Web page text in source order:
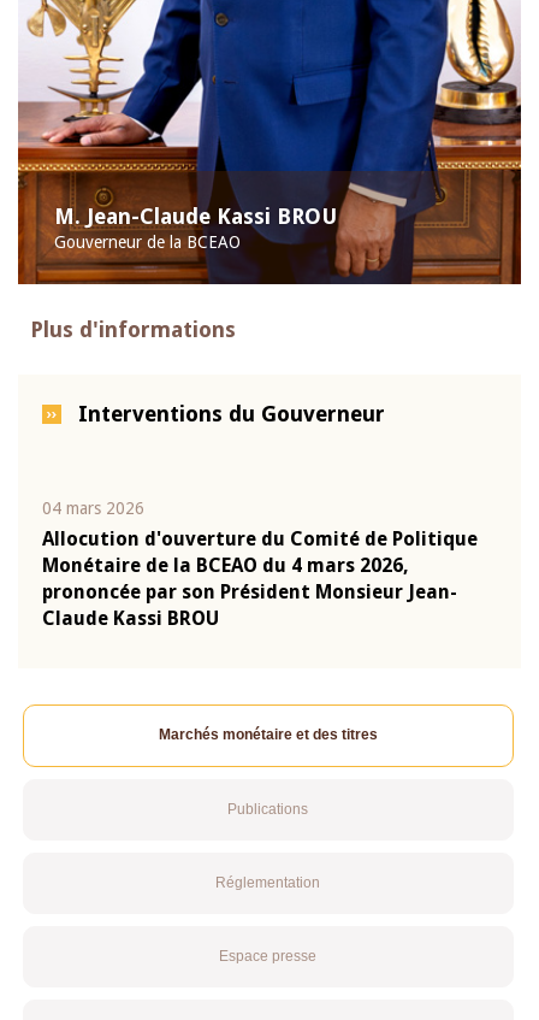
M. Jean-Claude Kassi BROU
Gouverneur de la BCEAO
Plus d'informations
Interventions du Gouverneur
04 mars 2026
Allocution d'ouverture du Comité de Politique
Monétaire de la BCEAO du 4 mars 2026,
prononcée par son Président Monsieur Jean-
Claude Kassi BROU
Marchés monétaire et des titres
Publications
Réglementation
Espace presse